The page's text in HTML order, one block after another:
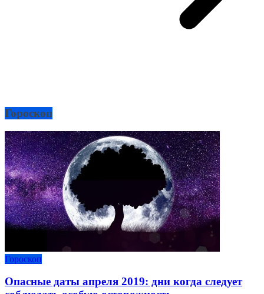
Гороскоп
Гороскоп
Опасные даты апреля 2019: дни когда следует